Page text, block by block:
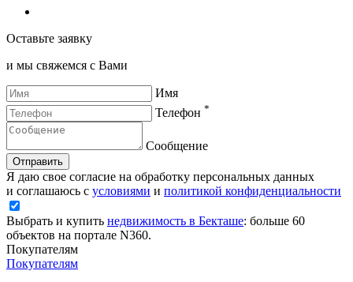
Оставьте заявку
и мы свяжемся с Вами
Имя
Телефон *
Сообщение
Отправить
Я даю свое согласие на обработку персональных данных
и соглашаюсь с условиями и политикой конфиденциальности
Выбрать и купить недвижимость в Бекташе: больше 60
объектов на портале N360.
Покупателям
Покупателям